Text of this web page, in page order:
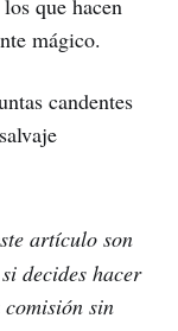
que hacen
mágico.
candentes
artículo son
decides hacer
comisión sin